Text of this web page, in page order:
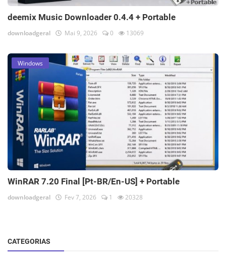
deemix Music Downloader 0.4.4 + Portable
downloadgeral Mai 9, 2026 0 13069
Windows
WinRAR 7.20 Final [Pt-BR/En-US] + Portable
downloadgeral Fev 7, 2026 1 20328
CATEGORIAS